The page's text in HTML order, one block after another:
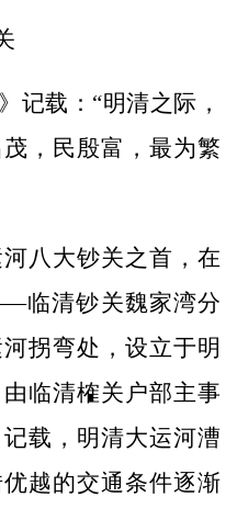
载：“明清之际，
，民殷富，最为繁
八大钞关之首，在
临清钞关魏家湾分
拐弯处，设立于明
临清榷关户部主事
载，明清大运河漕
越的交通条件逐渐